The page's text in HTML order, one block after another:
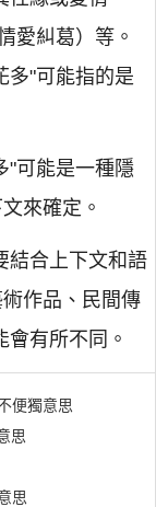
愛糾葛）等。
多"可能指的是
"可能是一種隱
來確定。
結合上下文和語
作品、民間傳
有所不同。
便獨意思
思
思